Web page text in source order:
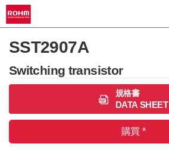
SST2907A
Switching transistor
規格書
DATA SHEET
購買 *